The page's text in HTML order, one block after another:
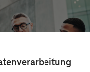
gezielte